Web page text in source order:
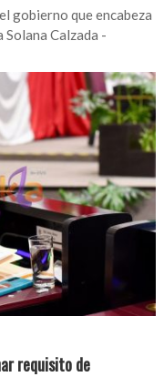
gobierno que encabeza
Calzada -
requisito de